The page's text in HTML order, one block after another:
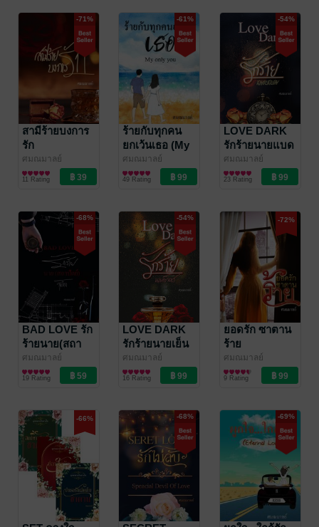
-71%
สามีร้ายบงการ
รัก
ศมณมาลย์
นิยายโรมานซ์
11 Rating
-61%
ร้ายกับทุกคน
ยกเว้นเธอ (My
Only You)
ศมณมาลย์
นิยายโรมานซ์
49 Rating
-54%
LOVE DARK
รักร้ายนายแบด
บอย
ศมณมาลย์
นิยายโรมานซ์
23 Rating
-68%
BAD LOVE รัก
ร้ายนาย(สถา
ปัตย์)สุดโหด
ศมณมาลย์
นิยายโรมานซ์
19 Rating
-54%
LOVE DARK
รักร้ายนายเย็น
ชา
ศมณมาลย์
นิยายโรมานซ์
16 Rating
-72%
ยอดรัก ซาตาน
ร้าย
ศมณมาลย์
นิยายโรมานซ์
9 Rating
-66% -68% -69%